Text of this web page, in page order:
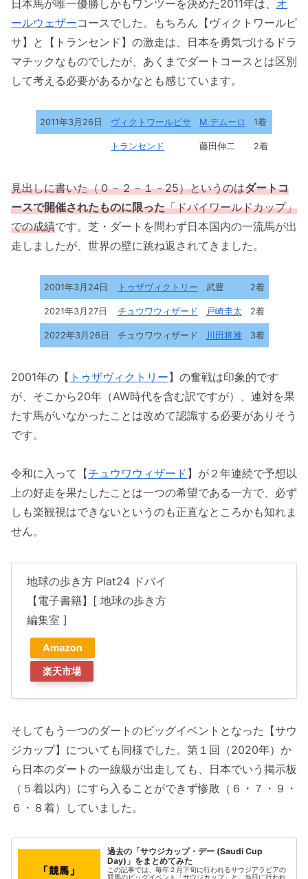
日本馬が唯一優勝しかもワンツーを決めた2011年は、 オ
ールウェザーコースでした。もちろん【ヴィクトワールピ
サ】と【トランセンド】の激走は、日本を勇気づけるドラ
マチックなものでしたが、あくまでダートコースとは区別
して考える必要があるかなとも感じています。
2011年3月26日 ヴィクトワールピサ M.デムーロ 1着
トランセンド 藤田伸二 2着
見出しに書いた（０－２－１－25）というのはダートコ
ースで開催されたものに限った「ドバイワールドカップ」
での成績です。芝・ダートを問わず日本国内の一流馬が出
走しましたが、世界の壁に跳ね返されてきました。
2001年3月24日 トゥザヴィクトリー 武豊 2着
2021年3月27日 チュウワウィザード 戸崎圭太 2着
2022年3月26日 チュウワウィザード 川田将雅 3着
2001年の【 トゥザヴィクトリー】の奮戦は印象的です
が、そこから20年（AW時代を含む訳ですが）、連対を果
たす馬がいなかったことは改めて認識する必要がありそう
です。
令和に入って【チュウワウィザード 】が２年連続で予想以
上の好走を果たしたことは一つの希望である一方で、必ず
しも楽観視はできないというのも正直なところかも知れま
せん。
地球の歩き方 Plat24 ドバイ
【電子書籍】[ 地球の歩き方
編集室 ]
Amazon
楽天市場
そしてもう一つのダートのビッグイベントとなった【サウ
ジカップ】についても同様でした。第１回（2020年）か
ら日本のダートの一線級が出走しても、日本でいう掲示板
（５着以内）にすら入ることができず惨敗（６・７・９・
６・８着）していました。
過去の「サウジカップ・デー (Saudi Cup
Day)」をまとめてみた
この記事では、毎年２月下旬に行われるサウジアラビアの
競馬のビッグイベント「サウジカップ」と、当日に行われ